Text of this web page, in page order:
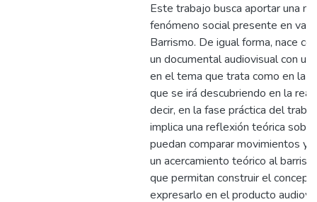
Este trabajo busca aportar una
fenómeno social presente en
Barrismo. De igual forma, nace
un documental audiovisual con
en el tema que trata como en la
que se irá descubriendo en la
decir, en la fase práctica del
implica una reflexión teórica
puedan comparar movimientos y
un acercamiento teórico al
que permitan construir el
expresarlo en el producto